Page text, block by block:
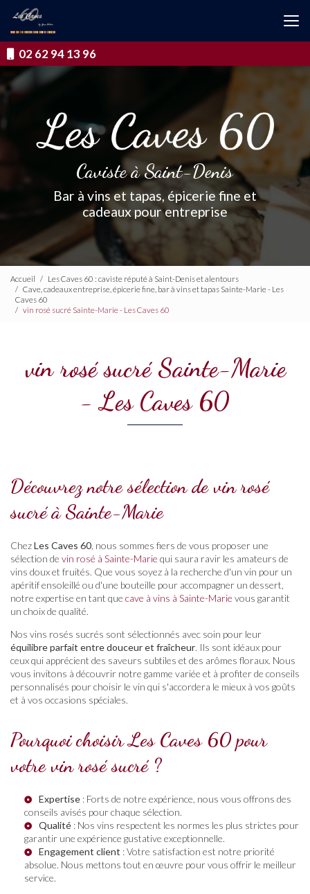
contenu
principal
02 62 94 13 96
Caviste à Saint-Denis
Bar à vins et tapas, épicerie fine et
cadeaux pour entreprise
Accueil
Les Caves 60 : caviste réputé à Saint-Denis et alentours
Cave, cadeaux entreprise, épicerie fine, bar à vins et tapas Sainte-Marie - Les
Caves 60
vin rosé sucré Sainte-Marie - Les Caves 60
vin rosé sucré Sainte-Marie
- Les Caves 60
Découvrez notre sélection de vin rosé
sucré à Sainte-Marie
ChezLes Caves 60 , nous sommes fiers de vous proposer une
sélection de vin rosé à Sainte-Marie qui saura ravir les amateurs de
vins doux et fruités. Que vous soyez à la recherche d'un vin pour un
apéritif ensoleillé ou d'une bouteille pour accompagner un dessert,
notre expertise en tant que cave à vins à Sainte-Marie vous garantit
un choix de qualité.
Nos vins rosés sucrés sont sélectionnés avec soin pour leur
équilibre parfait entre douceur et fraîcheur. Ils sont idéaux pour
ceux qui apprécient des saveurs subtiles et des arômes floraux. Nous
vous invitons à découvrir notre gamme variée et à profiter de conseils
personnalisés pour choisir le vin qui s'accordera le mieux à vos goûts
et à vos occasions spéciales.
Pourquoi choisir Les Caves 60 pour
votre vin rosé sucré ?
Expertise : Forts de notre expérience, nous vous offrons des
conseils avisés pour chaque sélection.
Qualité : Nos vins respectent les normes les plus strictes pour
garantir une expérience gustative exceptionnelle.
Engagement client : Votre satisfaction est notre priorité
absolue. Nous mettons tout en œuvre pour vous offrir le meilleur
service.